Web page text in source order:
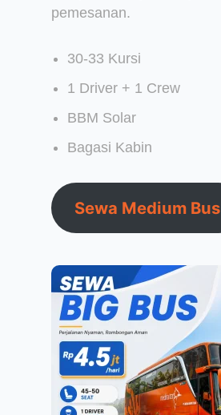
pemesanan.
30-33 Kursi
1 Driver + 1 Crew
BBM Solar
Bagasi Kabin
Sewa Medium Bus